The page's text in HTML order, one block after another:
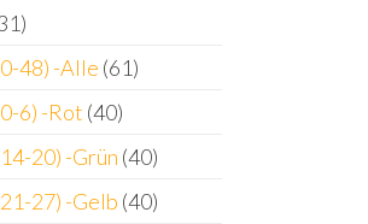
48) -Alle (61)
6) -Rot (40)
20) -Grün (40)
27) -Gelb (40)